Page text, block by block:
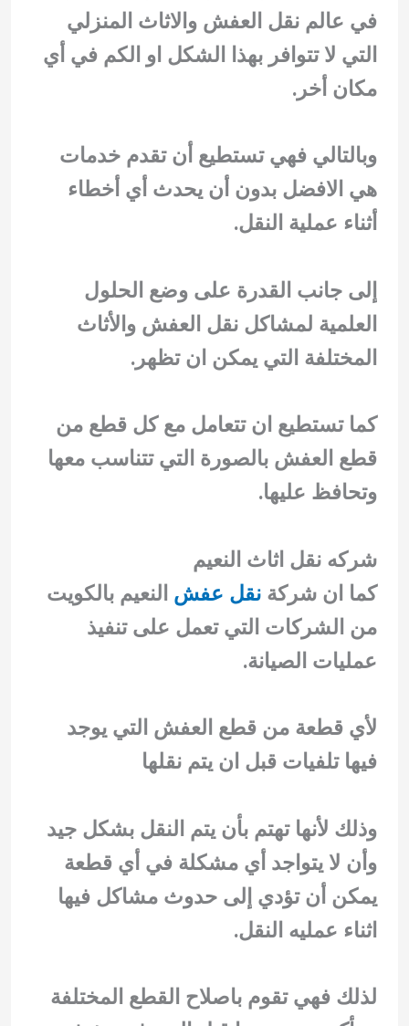
في عالم نقل العفش والاثاث المنزلي
التي لا تتوافر بهذا الشكل او الكم في أي
مكان أخر.
وبالتالي فهي تستطيع أن تقدم خدمات
هي الافضل بدون أن يحدث أي أخطاء
أثناء عملية النقل.
إلى جانب القدرة على وضع الحلول
العلمية لمشاكل نقل العفش والأثاث
المختلفة التي يمكن ان تظهر.
كما تستطيع ان تتعامل مع كل قطع من
قطع العفش بالصورة التي تتناسب معها
وتحافظ عليها.
شركه نقل اثاث النعيم
كما ان شركةنقل عفش النعيم بالكويت
من الشركات التي تعمل على تنفيذ
عمليات الصيانة.
لأي قطعة من قطع العفش التي يوجد
فيها تلفيات قبل ان يتم نقلها
وذلك لأنها تهتم بأن يتم النقل بشكل جيد
وأن لا يتواجد أي مشكلة في أي قطعة
يمكن أن تؤدي إلى حدوث مشاكل فيها
اثناء عمليه النقل.
لذلك فهي تقوم باصلاح القطع المختلفة